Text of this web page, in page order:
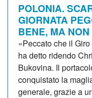
POLONIA.
GIORNATA
BENE, MA
«Peccato che il
ha detto ridendo
Bukovina. Il
conquistato la
generale, grazie a